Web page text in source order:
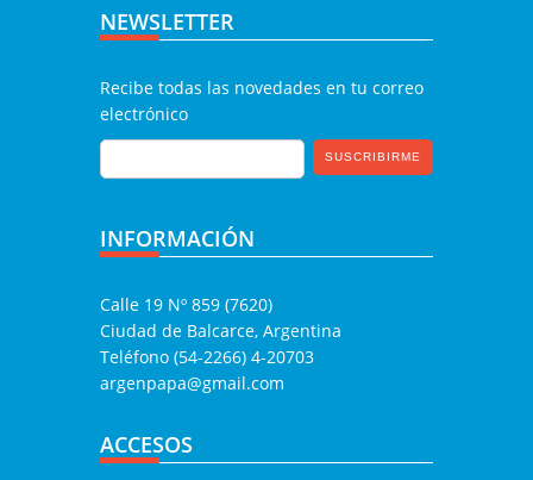
NEWSLETTER
Recibe todas las novedades en tu correo
electrónico
INFORMACIÓN
Calle 19 Nº 859 (7620)
Ciudad de Balcarce, Argentina
Teléfono (54-2266) 4-20703
argenpapa@gmail.com
ACCESOS